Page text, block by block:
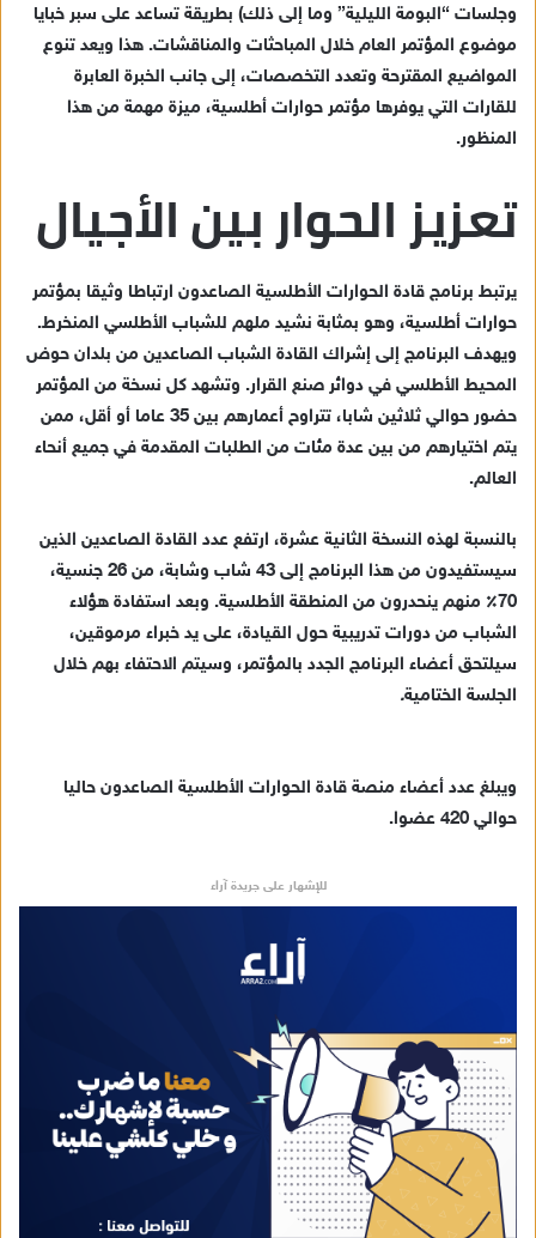
وجلسات “البومة الليلية” وما إلى ذلك) بطريقة تساعد على سبر خبايا
موضوع المؤتمر العام خلال المباحثات والمناقشات. هذا ويعد تنوع
المواضيع المقترحة وتعدد التخصصات، إلى جانب الخبرة العابرة
للقارات التي يوفرها مؤتمر حوارات أطلسية، ميزة مهمة من هذا
المنظور.
تعزيز الحوار بين الأجيال
يرتبط برنامج قادة الحوارات الأطلسية الصاعدون ارتباطا وثيقا بمؤتمر
حوارات أطلسية، وهو بمثابة نشيد ملهم للشباب الأطلسي المنخرط.
ويهدف البرنامج إلى إشراك القادة الشباب الصاعدين من بلدان حوض
المحيط الأطلسي في دوائر صنع القرار. وتشهد كل نسخة من المؤتمر
حضور حوالي ثلاثين شابا، تتراوح أعمارهم بين 35 عاما أو أقل، ممن
يتم اختيارهم من بين عدة مئات من الطلبات المقدمة في جميع أنحاء
العالم.
بالنسبة لهذه النسخة الثانية عشرة، ارتفع عدد القادة الصاعدين الذين
سيستفيدون من هذا البرنامج إلى 43 شاب وشابة، من 26 جنسية،
70٪ منهم ينحدرون من المنطقة الأطلسية. وبعد استفادة هؤلاء
الشباب من دورات تدريبية حول القيادة، على يد خبراء مرموقين،
سيلتحق أعضاء البرنامج الجدد بالمؤتمر، وسيتم الاحتفاء بهم خلال
الجلسة الختامية.
ويبلغ عدد أعضاء منصة قادة الحوارات الأطلسية الصاعدون حاليا
حوالي 420 عضوا.
للإشهار على جريدة آراء